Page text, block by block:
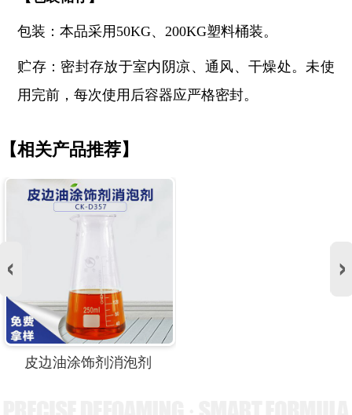
包装：本品采用 50KG、200KG塑料桶装。
贮存：密封存放于室内阴凉、通风、干燥处。未使
用完前，每次使用后容器应严格密封。
【相关产品推荐】
皮边油涂饰剂消泡剂